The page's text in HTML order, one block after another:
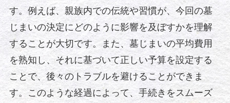
す。例えば、親族内での伝統や習慣が、今回の墓
じまいの決定にどのように影響を及ぼすかを理解
することが大切です。また、墓じまいの平均費用
を熟知し、それに基づいて正しい予算を設定する
ことで、後々のトラブルを避けることができま
す。このような経過によって、手続きをスムーズ